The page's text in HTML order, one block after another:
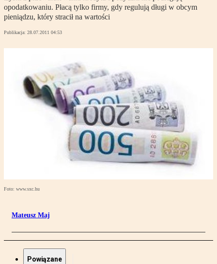
opodatkowaniu. Płacą tylko firmy, gdy regulują długi w obcym
pieniądzu, który stracił na wartości
Publikacja: 28.07.2011 04:53
Foto: www.sxc.hu
Mateusz Maj
Powiązane